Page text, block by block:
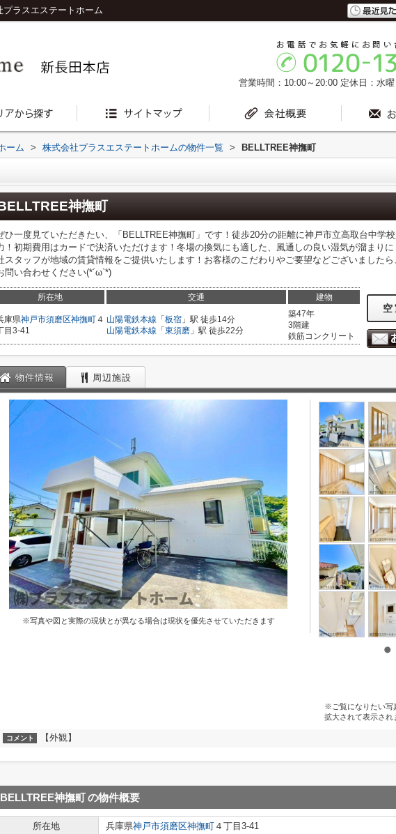
ラスエステートホーム
営業時間：10:00～20:00 定休日：水
ーム > 株式会社プラスエステートホームの物件一覧 > BELLTREE神撫町
神撫町
ひ一度見ていただきたい、「BELLTREE神撫町」です！徒歩20分の距離に神戸市立高取台中学
！初期費用はカードで決済いただけます！冬場の換気にも適した、風通しの良い湿気が溜まり
スタッフが地域の賃貸情報をご提供いたします！お客様のこだわりやご要望などございました
問い合わせください(*´ω`*)
所在地 交通 建物
庫県神戸市須磨区神撫町４
目3-41
山陽電鉄本線 「 板宿 」駅 徒歩14分
山陽電鉄本線 「 東須磨 」駅 徒歩22分
築47年
3階建
鉄筋コンクリート
物件情報 周辺施設
※写真や図と実際の現状とが異なる場合は現状を優先させていただきます
※ご覧になりたい写
拡大されて表示され
コメント 【外観】
BELLTREE神撫町の物件概要
所在地 兵庫県神戸市須磨区神撫町 ４丁目3-41